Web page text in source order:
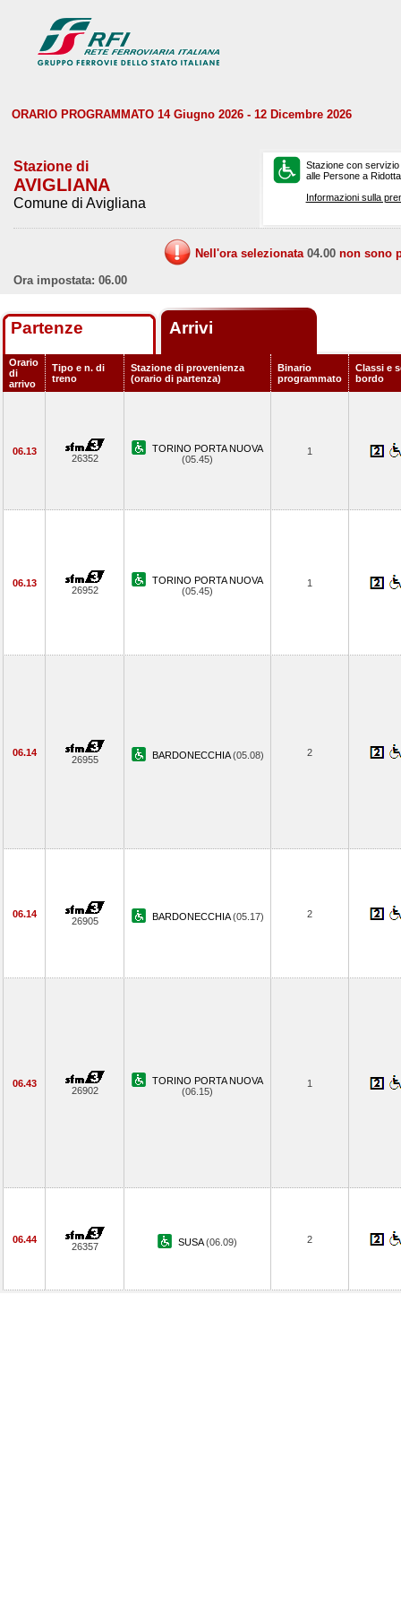
ORARIO PROGRAMMATO 14 Giugno 2026 - 12 Dicembre 2026
Stazione di
AVIGLIANA
Comune di Avigliana
Stazione con
alle Persone a
Informazioni sulla
Nell'ora selezionata 04.00 non sono
Ora impostata: 06.00
Partenze Arrivi
Orario
di
arrivo
Tipo e n. di
treno
Stazione di provenienza
(orario di partenza)
Binario
programmato
Classi e
bordo
06.13
26352
TORINO PORTA NUOVA
(05.45)
1
06.13
26952
TORINO PORTA NUOVA
(05.45)
1
06.14
26955 BARDONECCHIA(05.08) 2
06.14
26905 BARDONECCHIA(05.17) 2
06.43
26902
TORINO PORTA NUOVA
(06.15)
1
06.44
26357 SUSA(06.09) 2